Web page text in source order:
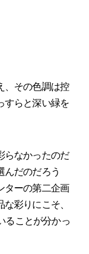
、その色調は控
すらと深い緑を
らなかったのだ
だのだろう
ーの第二企画
彩りにこそ、
ることが分かっ